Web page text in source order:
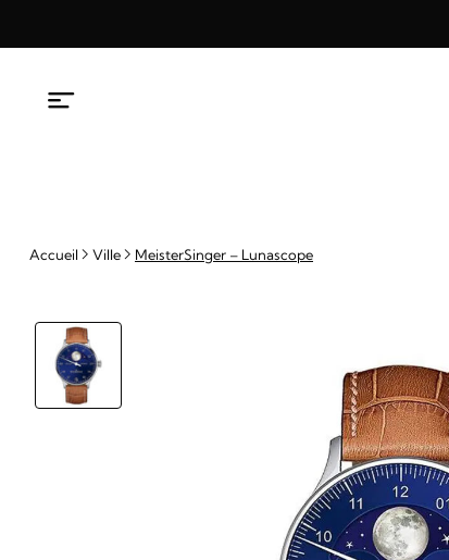
Accueil Ville MeisterSinger – Lunascope